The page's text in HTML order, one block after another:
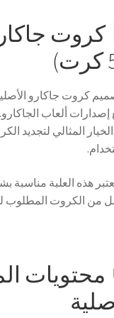
كروت
كروت جاكارو
المثالي لتجديد
من الكروت المطلوب
محتويات